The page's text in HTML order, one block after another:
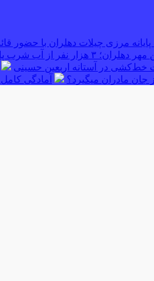
پایانه مرزی چیلات دهلران با حضور
شرب پایدار بهره‌مند شدند
خط‌کشی در آستانه اربعین حسینی
جان مادران میگیرد؟
آمادگی